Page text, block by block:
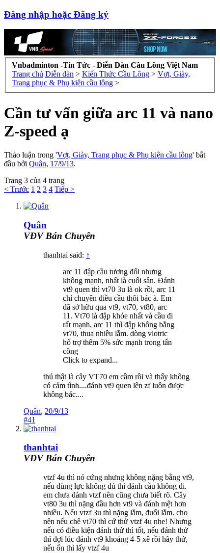
Đăng nhập hoặc Đăng ký
Vnbadminton -Tin Tức - Diễn Đàn Cầu Lông Việt Nam
Trang chủ Diễn đàn > Kiến Thức Cầu Lông > Vợt, Giày,
Trang phục & Phụ kiện cầu lông >
Cần tư vấn giữa arc 11 và nano
Z-speed ạ
Thảo luận trong 'Vợt, Giày, Trang phục & Phụ kiện cầu lông' bắt
đầu bởi Quân, 17/9/13.
Trang 3 của 4 trang
< Trước 1 2 3 4 Tiếp >
Quân
VĐV Bán Chuyên
thanhtai said: ↑
arc 11 đập cầu tương đối nhưng
không mạnh, nhất là cuối sân. Đánh
vt9 quen thì vt70 3u là ok rồi, arc 11
chỉ chuyên điều cầu thôi bác à. Em
đã sở hữu qua vt9, vt70, vt80, arc
11. Vt70 là đập khỏe nhất và cầu đi
rất mạnh, arc 11 thì đập không bằng
vt70, thua nhiều lắm. dòng vlotric
hổ trợ thêm 5% sức mạnh trong tấn
công
Click to expand...
thú thật là cây VT70 em cầm rồi và thấy không
có cảm tình....đánh vt9 quen lên zf luôn được
không bác....
Quân, 20/9/13
#41
thanhtai
VĐV Bán Chuyên
vtzf 4u thì nó cứng nhưng không nặng bằng vt9,
nếu dùng lực không đủ thì đánh cầu không đi.
em chưa đánh vtzf nên cũng chưa biết rõ. Cây
vt80 3u thì nặng đầu hơn vt9 và đánh mệt hơn
nhiều. Nếu vtzf 3u thì nặng lắm, đuối lắm. cho
nên nếu chê vt70 thì cứ thử vtzf 4u nhe! Nhưng
nếu có điều kiện đánh thử thì tốt, nếu đánh thử
thì đợi lúc đánh vt9 khoảng 4-5 xê rồi hãy thử,
nếu ổn thì lấy vtzf 4u